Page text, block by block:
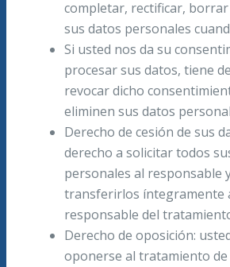
completar, rectificar,
sus datos personales
Si usted nos da su
procesar sus datos, tiene
revocar dicho
eliminen sus datos
Derecho de cesión de sus
derecho a solicitar todos
personales al responsable
transferirlos íntegramente
responsable del
Derecho de oposición:
oponerse al tratamiento de